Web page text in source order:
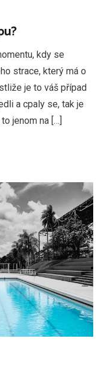
kdy se
strace, který má o
je to váš případ
a cpaly se, tak je
jenom na […]